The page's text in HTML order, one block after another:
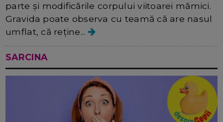
parte și modificările corpului viitoarei mămici.
Gravida poate observa cu teamă că are nasul
umflat, că reține...
SARCINA